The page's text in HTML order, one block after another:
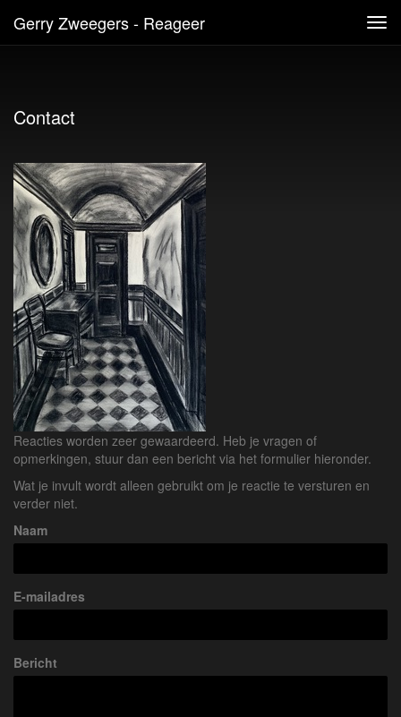
Gerry Zweegers - Reageer
Contact
Reacties worden zeer gewaardeerd. Heb je vragen of
opmerkingen, stuur dan een bericht via het formulier hieronder.
Wat je invult wordt alleen gebruikt om je reactie te versturen en
verder niet.
Naam
E-mailadres
Bericht